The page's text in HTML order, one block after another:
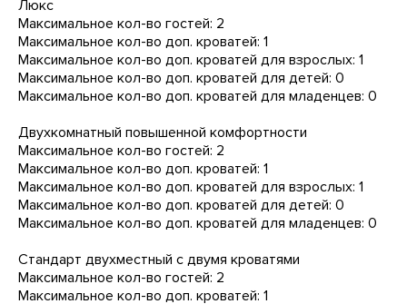
Люкс
Максимальное кол-во гостей: 2
Максимальное кол-во доп. кроватей: 1
Максимальное кол-во доп. кроватей для взрослых: 1
Максимальное кол-во доп. кроватей для детей: 0
Максимальное кол-во доп. кроватей для младенцев: 0
Двухкомнатный повышенной комфортности
Максимальное кол-во гостей: 2
Максимальное кол-во доп. кроватей: 1
Максимальное кол-во доп. кроватей для взрослых: 1
Максимальное кол-во доп. кроватей для детей: 0
Максимальное кол-во доп. кроватей для младенцев: 0
Стандарт двухместный с двумя кроватями
Максимальное кол-во гостей: 2
Максимальное кол-во доп. кроватей: 1